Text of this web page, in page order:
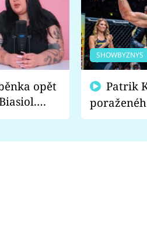
opět
a
SHOWBYZNYS
fanoušci